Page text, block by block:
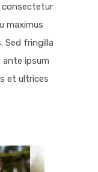
consectetur
maximus
Sed fringilla
ante ipsum
et ultrices